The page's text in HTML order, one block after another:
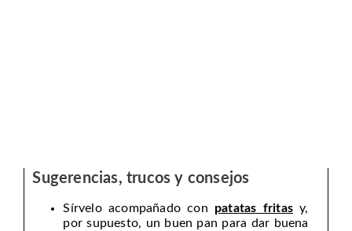
Sugerencias, trucos y consejos
Sírvelo acompañado con patatas fritasy,
por supuesto, un buen pan para dar buena